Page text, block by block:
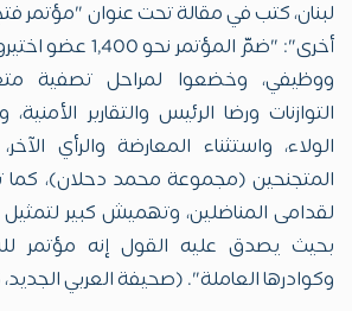
لبنان، كتب في مقالة تحت عنوان "مؤتمر
أخرى": "ضمّ المؤتمر
ووظيفي، وخضعوا لمراحل تصفية
التوازنات ورضا الرئيس والتقارير
الولاء، واستثناء المعارضة والرأي
المتجنحين (مجموعة محمد دحلان)، كما
لقدامى المناضلين، وتهميش كبير
بحيث يصدق عليه القول إنه مؤتمر
وكوادرها العاملة". (صحيفة العربي الجديد، 30/11/2016).